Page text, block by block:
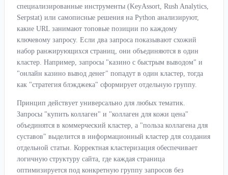
специализированные инструменты (KeyAssort, Rush Analytics,
Serpstat) или самописные решения на Python анализируют,
какие URL занимают топовые позиции по каждому
ключевому запросу. Если два запроса показывают схожий
набор ранжирующихся страниц, они объединяются в один
кластер. Например, запросы "казино с быстрым выводом" и
"онлайн казино вывод денег" попадут в один кластер, тогда
как "стратегия блэкджека" сформирует отдельную группу.
Принцип действует универсально для любых тематик.
Запросы "купить коллаген" и "коллаген для кожи цена"
объединятся в коммерческий кластер, а "польза коллагена для
суставов" выделится в информационный кластер для создания
отдельной статьи. Корректная кластеризация обеспечивает
логичную структуру сайта, где каждая страница
оптимизируется под конкретную группу запросов без